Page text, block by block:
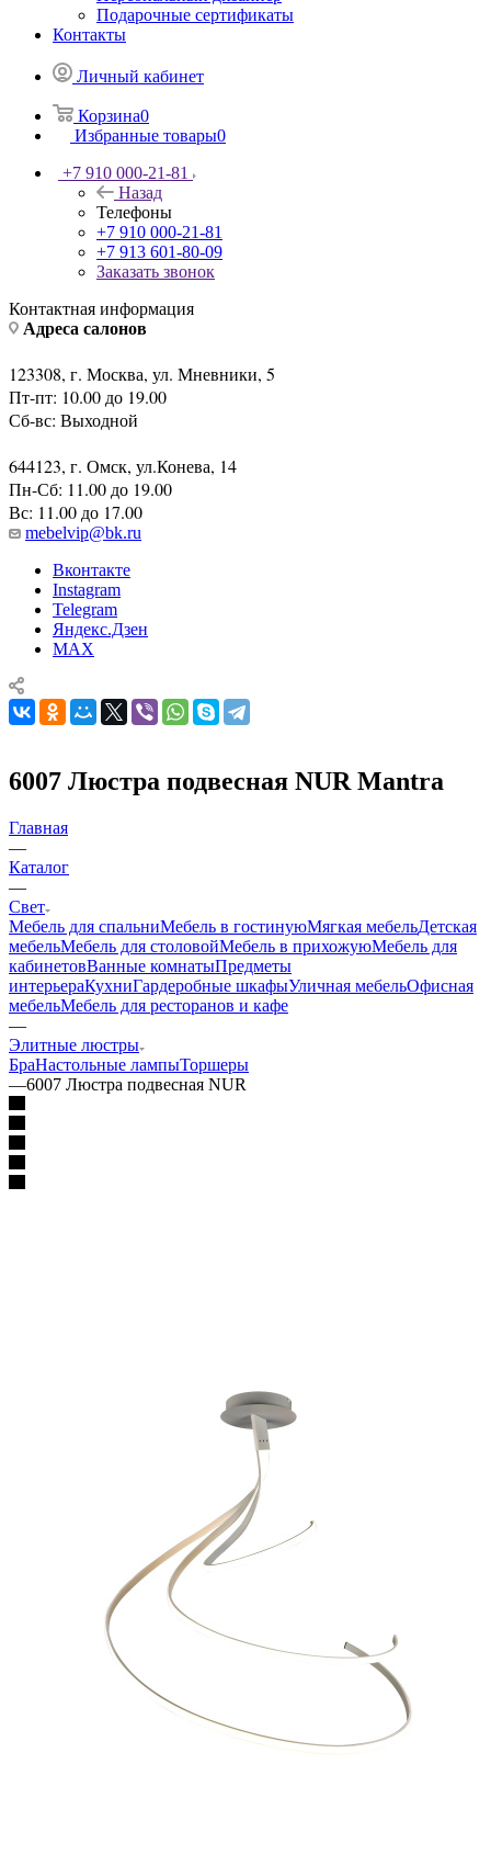
Подарочные сертификаты
Контакты
Личный кабинет
Корзина0
Избранные товары0
+7 910 000-21-81
Назад
Телефоны
+7 910 000-21-81
+7 913 601-80-09
Заказать звонок
Контактная информация
Адреса салонов
123308, г. Москва, ул. Мневники, 5
Пт-пт: 10.00 до 19.00
Сб-вс: Выходной
644123, г. Омск, ул.Конева, 14
Пн-Сб: 11.00 до 19.00
Вс: 11.00 до 17.00
mebelvip@bk.ru
Вконтакте
Instagram
Telegram
Яндекс.Дзен
MAX
6007 Люстра подвесная NUR Mantra
Главная
—
Каталог
—
Свет
Мебель для спальниМебель в гостинуюМягкая мебельДетская
мебельМебель для столовойМебель в прихожуюМебель для
кабинетовВанные комнатыПредметы
интерьераКухниГардеробные шкафыУличная мебельОфисная
мебельМебель для ресторанов и кафе
—
Элитные люстры
БраНастольные лампыТоршеры
—6007 Люстра подвесная NUR